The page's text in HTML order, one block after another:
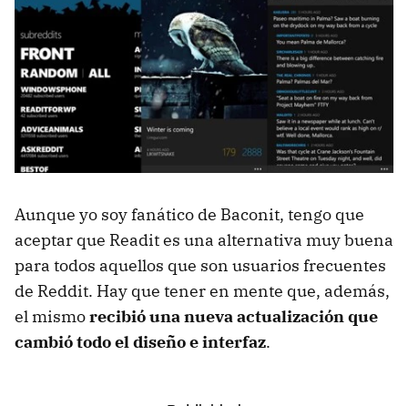
Aunque yo soy fanático de Baconit, tengo que
aceptar que Readit es una alternativa muy buena
para todos aquellos que son usuarios frecuentes
de Reddit. Hay que tener en mente que, además,
el mismorecibió una nueva actualización que
cambió todo el diseño e interfaz.